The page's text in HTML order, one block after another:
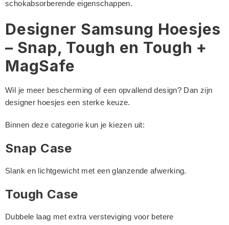
schokabsorberende eigenschappen.
Designer Samsung Hoesjes
– Snap, Tough en Tough +
MagSafe
Wil je meer bescherming of een opvallend design? Dan zijn
designer hoesjes een sterke keuze.
Binnen deze categorie kun je kiezen uit:
Snap Case
Slank en lichtgewicht met een glanzende afwerking.
Tough Case
Dubbele laag met extra versteviging voor betere